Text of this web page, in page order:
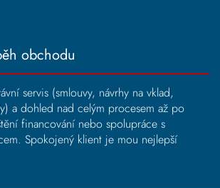
obchodu
servis (smlouvy, návrhy na vklad,
a dohled nad celým procesem až po
financování nebo spolupráce s
Spokojený klient je mou nejlepší